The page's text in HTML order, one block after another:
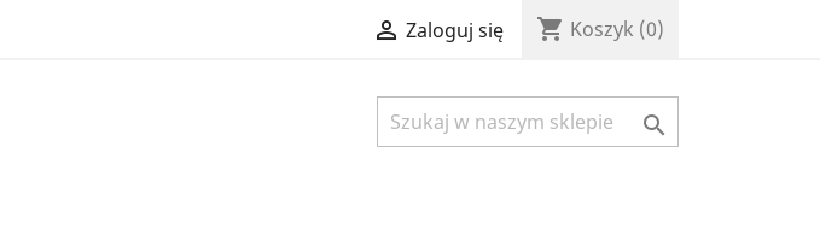
 Zaloguj się shopping_cart Koszyk (0)
